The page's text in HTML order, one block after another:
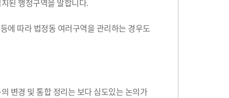
된 행정구역을 말합니다.
에 따라 법정동 여러구역을 관리하는 경우도
변경 및 통합 정리는 보다 심도있는 논의가